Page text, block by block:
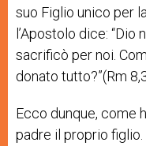
suo Figlio unico per
l’Apostolo dice: “Dio
sacrificò per noi.
donato tutto?”(Rm
Ecco dunque, come
padre il proprio